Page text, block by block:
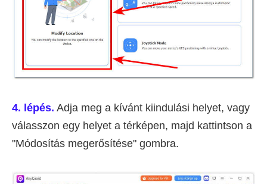
4. lépés. Adja meg a kívánt kiindulási helyet, vagy
válasszon egy helyet a térképen, majd kattintson a
"Módosítás megerősítése" gombra.